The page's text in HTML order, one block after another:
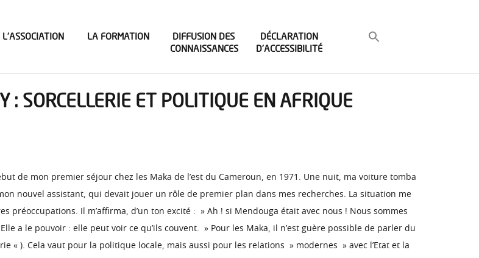
L’ASSOCIATION LA FORMATION
DIFFUSION DES
CONNAISSANCES
DÉCLARATION
D’ACCESSIBILITÉ
: SORCELLERIE ET POLITIQUE EN AFRIQUE
de mon premier séjour chez les Maka de l’est du Cameroun, en 1971. Une nuit, ma voiture tomba
nouvel assistant, qui devait jouer un rôle de premier plan dans mes recherches. La situation me
préoccupations. Il m’affirma, d’un ton excité : » Ah ! si Mendouga était avec nous ! Nous sommes
a le pouvoir : elle peut voir ce qu’ils couvent. » Pour les Maka, il n’est guère possible de parler du
« ). Cela vaut pour la politique locale, mais aussi pour les relations » modernes » avec l’Etat et la